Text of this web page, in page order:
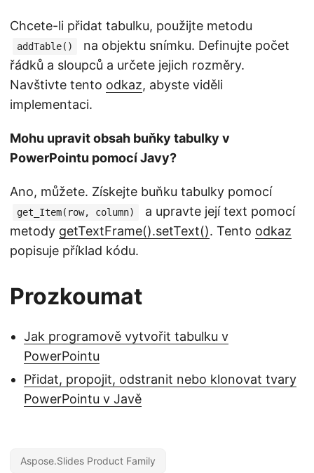
Chcete-li přidat tabulku, použijte metodu
addTable()
na objektu snímku. Definujte počet
řádků a sloupců a určete jejich rozměry.
Navštivte tento odkaz, abyste viděli
implementaci.
Mohu upravit obsah buňky tabulky v
PowerPointu pomocí Javy?
Ano, můžete. Získejte buňku tabulky pomocí
get_Item(row, column)
a upravte její text pomocí
metody getTextFrame().setText(). Tento odkaz
popisuje příklad kódu.
Prozkoumat
Jak programově vytvořit tabulku v
PowerPointu
Přidat, propojit, odstranit nebo klonovat tvary
PowerPointu v Javě
Aspose.Slides Product Family